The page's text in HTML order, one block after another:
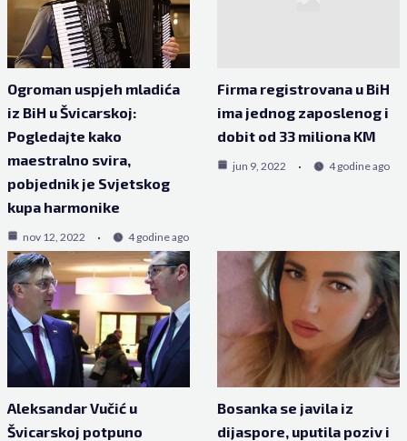
Ogroman uspjeh mladića
iz BiH u Švicarskoj:
Pogledajte kako
maestralno svira,
pobjednik je Svjetskog
kupa harmonike
nov 12, 2022 4 godine ago
Firma registrovana u BiH
ima jednog zaposlenog i
dobit od 33 miliona KM
jun 9, 2022 4 godine ago
Aleksandar Vučić u
Švicarskoj potpuno
Bosanka se javila iz
dijaspore, uputila poziv i